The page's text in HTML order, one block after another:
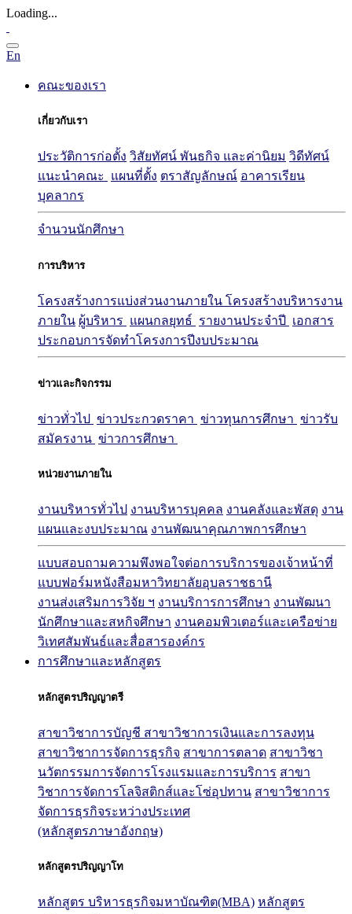
Loading...
En
คณะของเรา
เกี่ยวกับเรา
ประวัติการก่อตั้ง วิสัยทัศน์ พันธกิจ และค่านิยม วิดีทัศน์
แนะนำคณะ
แผนที่ตั้ง ตราสัญลักษณ์ อาคารเรียน
บุคลากร
จำนวนนักศึกษา
การบริหาร
โครงสร้างการแบ่งส่วนงานภายใน โครงสร้างบริหารงาน
ภายใน ผู้บริหาร แผนกลยุทธ์ รายงานประจำปี
เอกสาร
ประกอบการจัดทำโครงการปีงบประมาณ
ข่าวและกิจกรรม
ข่าวทั่วไป ข่าวประกวดราคา ข่าวทุนการศึกษา ข่าวรับ
สมัครงาน ข่าวการศึกษา
หน่วยงานภายใน
งานบริหารทั่วไป งานบริหารบุคคล งานคลังและพัสดุ งาน
แผนและงบประมาณ งานพัฒนาคุณภาพการศึกษา
แบบสอบถามความพึงพอใจต่อการบริการของเจ้าหน้าที่
แบบฟอร์มหนังสือมหาวิทยาลัยอุบลราชธานี
งานส่งเสริมการวิจัย ฯ งานบริการการศึกษา งานพัฒนา
นักศึกษาและสหกิจศึกษา งานคอมพิวเตอร์และเครือข่าย
วิเทศสัมพันธ์และสื่อสารองค์กร
การศึกษาและหลักสูตร
หลักสูตรปริญญาตรี
สาขาวิชาการบัญชี สาขาวิชาการเงินและการลงทุน
สาขาวิชาการจัดการธุรกิจ สาขาการตลาด สาขาวิชา
นวัตกรรมการจัดการโรงแรมและการบริการ สาขา
วิชาการจัดการโลจิสติกส์และโซ่อุปทาน สาขาวิชาการ
จัดการธุรกิจระหว่างประเทศ
(หลักสูตรภาษาอังกฤษ)
หลักสูตรปริญญาโท
หลักสูตร บริหารธุรกิจมหาบัณฑิต(MBA) หลักสูตร